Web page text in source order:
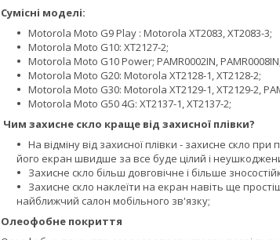
Сумісні моделі:
Motorola Moto G9 Play : Motorola XT2083, XT2083-3;
Motorola Moto G10: XT2127-2;
Motorola Moto G10 Power; PAMR0002IN,
Motorola Moto G20: Motorola XT2128-1, XT2128-2;
Motorola Moto G30: Motorola XT2129-1, XT2129-2,
Motorola Moto G50 4G: XT2137-1, XT2137-2;
Чим захисне скло краще від захисної плівки?
На відміну від захисної плівки - захисне скло
його екран швидше за все буде цілий і
Захисне скло більш довговічне і більше
Захисне скло наклеїти на екран навіть ще
найближчий салон мобільного зв'язку;
Олеофобне покриття